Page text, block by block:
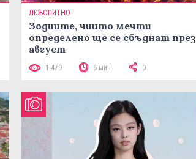
ЛЮБОПИТНО
Зодиите, чиито мечти
определено ще се сбъднат през
август
1 479 6 мин 0